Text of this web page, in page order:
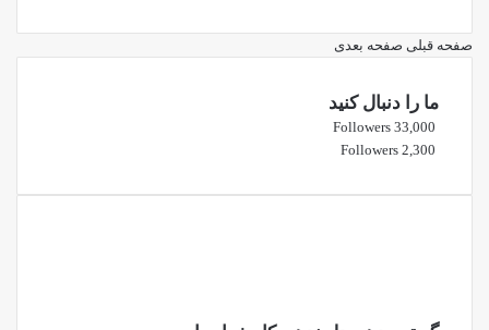
صفحه قبلی صفحه بعدی
ما را دنبال کنید
33,000
Followers
2,300
Followers